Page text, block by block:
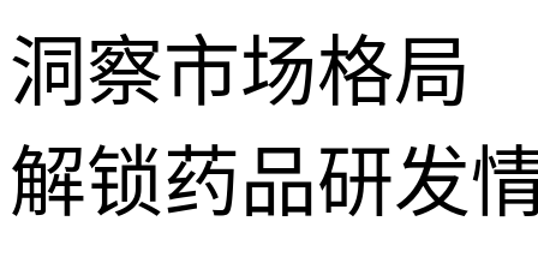
洞察市场格局
解锁药品研发